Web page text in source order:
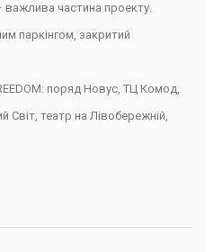
важлива частина проекту.
паркінгом, закритий
: поряд Новус, ТЦ Комод,
Світ, театр на Лівобережній,